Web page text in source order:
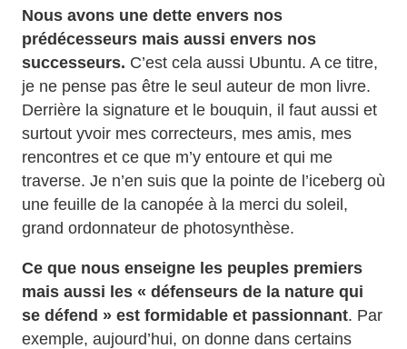
Nous avons une dette envers nos
prédécesseurs mais aussi envers nos
successeurs. C’est cela aussi Ubuntu. A ce titre,
je ne pense pas être le seul auteur de mon livre.
Derrière la signature et le bouquin, il faut aussi et
surtout yvoir mes correcteurs, mes amis, mes
rencontres et ce que m’y entoure et qui me
traverse. Je n’en suis que la pointe de l’iceberg où
une feuille de la canopée à la merci du soleil,
grand ordonnateur de photosynthèse.
Ce que nous enseigne les peuples premiers
mais aussi les « défenseurs de la nature qui
se défend » est formidable et passionnant. Par
exemple, aujourd’hui, on donne dans certains